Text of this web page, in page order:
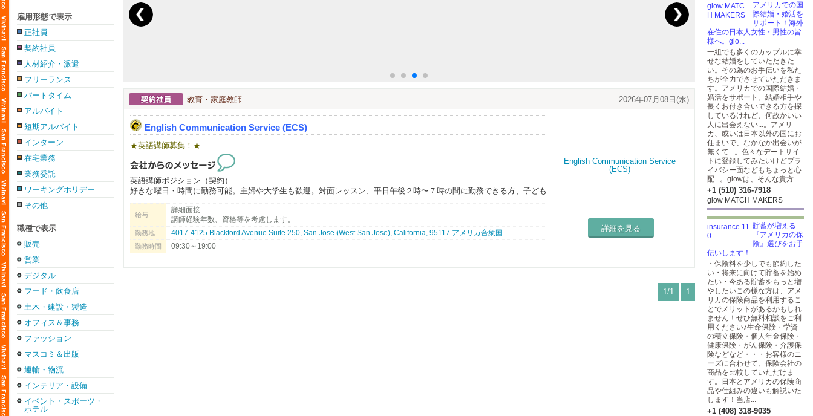
雇用形態で表示
正社員
契約社員
人材紹介・派遣
フリーランス
パートタイム
アルバイト
短期アルバイト
インターン
在宅業務
業務委託
ワーキングホリデー
その他
職種で表示
販売
営業
デジタル
フード・飲食店
土木・建設・製造
オフィス＆事務
ファッション
マスコミ＆出版
運輸・物流
インテリア・設備
イベント・スポーツ・
ホテル
教育・家庭教師 2026年07月08日(水)
English Communication Service (ECS)
★英語講師募集！★
英語講師ポジション（契約）
好きな曜日・時間に勤務可能。主婦や大学生も歓迎。対面レッスン、平日午後２時〜７時の間に勤務できる方、子ども
好きな方、長期または夏の間の短期勤務ができる方を募集しています。
日本から来て間もないご家族が、まずぶつかるのが言葉の壁である『英会話』。日英バイリンガル講師のニーズが増え
ています。きめ細かいサービスが沢山のご家族にご好評いただいております。大変やりがいのあるお仕事です。要US
労働許可。資格や経験がない場合でも、まずはお気軽にお問い合わせください。
English Communication Service (ECS) is seeking dedicated English teachers who strive to help students reach their
給与
詳細面接
講師経験年数、資格等を考慮します。
勤務地 4017-4125 Blackford Avenue Suite 250, San Jose (West San Jose), California, 95117 アメリカ合衆国
勤務時間 09:30～19:00
詳細を見る
1/1 1
アメリカでの国
際結婚・婚活を
サポート！海外
在住の日本人女性・男性の皆
様へ。glo...
一組でも多くのカップルに幸
せな結婚をしていただきた
い。その為のお手伝いを私た
ちが全力でさせていただきま
す。アメリカでの国際結婚・
婚活をサポート。結婚相手や
長くお付き合いできる方を探
しているけれど、何故かいい
人に出会えない...。アメリ
カ、或いは日本以外の国にお
住まいで、なかなか出会いが
無くて...。色々なデートサイ
トに登録してみたいけどプラ
イバシー面などもちょっと心
配...。glowは、そんな貴方...
+1 (510) 316-7918
glow MATCH MAKERS
貯蓄が増える
『アメリカの保
険』選びをお手
伝いします！
・保険料を少しでも節約した
い・将来に向けて貯蓄を始め
たい・今ある貯蓄をもっと増
やしたいこの様な方は、アメ
リカの保険商品を利用するこ
とでメリットがあるかもしれ
ません！ぜひ無料相談をご利
用ください♪生命保険・学資
の積立保険・個人年金保険・
健康保険・がん保険・介護保
険などなど・・・お客様のニ
ーズに合わせて、保険会社の
商品を比較していただけま
す。日本とアメリカの保険商
品や仕組みの違いも解説いた
します！当店...
+1 (408) 318-9035